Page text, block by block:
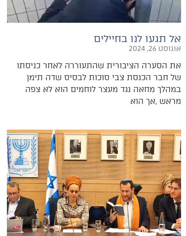
אל תגעו לנו בחיילים
אוגוסט 26, 2024
‬מראש‭, ‬אך‭ ‬הוא‭